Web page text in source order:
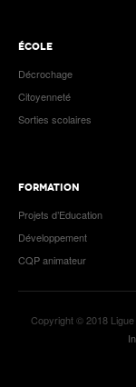
ÉCOLE
Décrochage
Citoyenneté
Sorties scolaires
FORMATION
Projets d’Education
Développement
CQP animateur
Copyright © 2018